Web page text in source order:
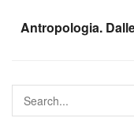
Antropologia.